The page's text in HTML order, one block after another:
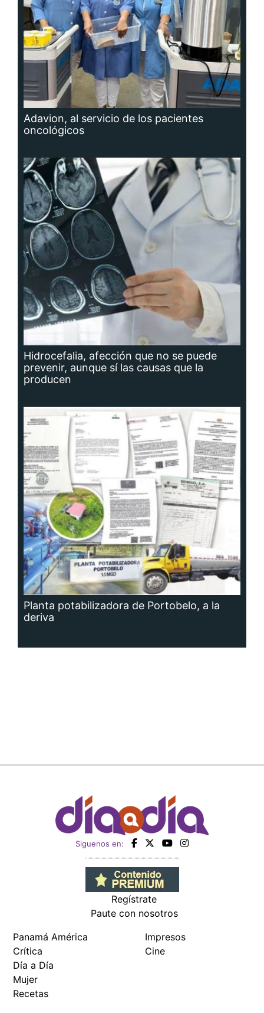
Adavion, al servicio de los pacientes
oncológicos
Hidrocefalia, afección que no se puede
prevenir, aunque sí las causas que la
producen
Planta potabilizadora de Portobelo, a la
deriva
Siguenos en:
Regístrate
Paute con nosotros
Panamá América
Crítica
Día a Día
Mujer
Recetas
Impresos
Cine